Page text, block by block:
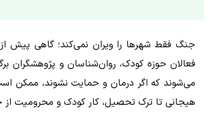
جنگ فقط شهرها را ویران نمی‌کند؛ گاهی پیش
فعالان حوزه کودک، روان‌شناسان و پژوهشگران
می‌شوند که اگر درمان و حمایت نشوند، ممکن
هیجانی تا ترک تحصیل، کار کودک و محرومیت